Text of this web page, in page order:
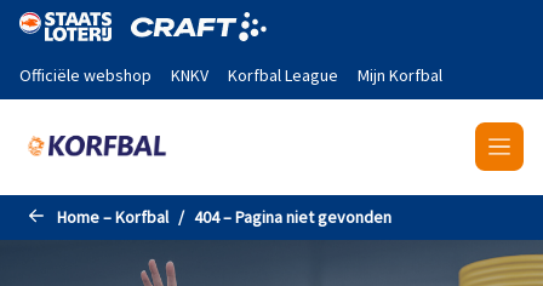
Naar de hoofdinhoud gaan
Officiële webshop KNKV Korfbal League Mijn Korfbal
Home – Korfbal 404 – Pagina niet gevonden